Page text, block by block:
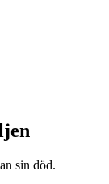
sin död.